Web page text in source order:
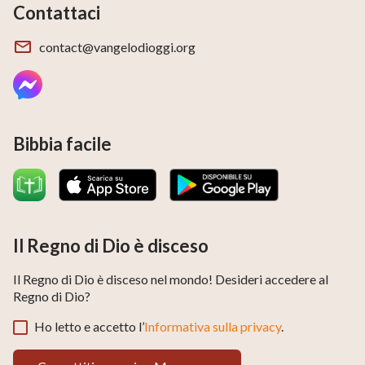
Contattaci
contact@vangelodioggi.org
Bibbia facile
Il Regno di Dio è disceso
Il Regno di Dio è disceso nel mondo! Desideri accedere al
Regno di Dio?
Ho letto e accetto l’Informativa sulla privacy.